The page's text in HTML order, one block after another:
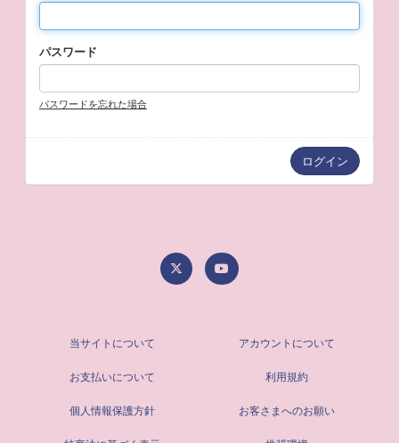
パスワード
パスワードを忘れた場合
当サイトについて アカウントについて
お支払いについて 利用規約
個人情報保護方針 お客さまへのお願い